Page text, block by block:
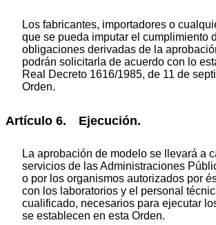
Los fabricantes, importadores o
que se pueda imputar el cumplimiento
obligaciones derivadas de la
podrán solicitarla de acuerdo con lo
Real Decreto 1616/1985, de 11 de
Orden.
Artículo 6. Ejecución.
La aprobación de modelo se llevará a
servicios de las Administraciones
o por los organismos autorizados por
con los laboratorios y el personal
cualificado, necesarios para ejecutar
se establecen en esta Orden.